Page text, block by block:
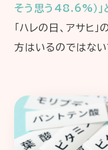
そう思う48.6%）」
「ハレの日、アサヒ
方はいるのではない